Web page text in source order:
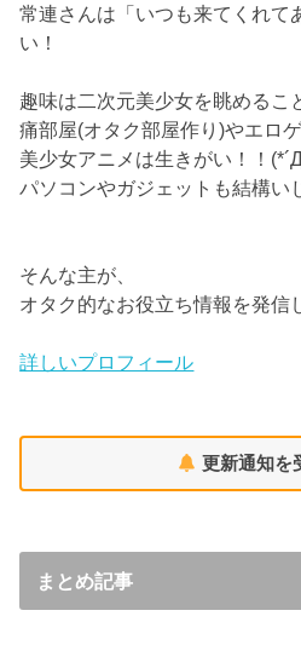
常連さんは「いつも来てくれて
い！
趣味は二次元美少女を眺めるこ
痛部屋(オタク部屋作り)やエロゲ
美少女アニメは生きがい！！
パソコンやガジェットも結構い
そんな主が、
オタク的なお役立ち情報を発信
詳しいプロフィール
更新通知を
まとめ記事